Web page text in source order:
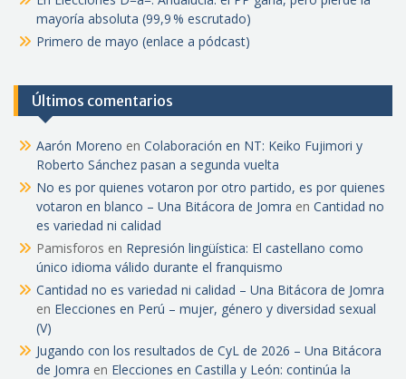
mayoría absoluta (99,9 % escrutado)
Primero de mayo (enlace a pódcast)
Últimos comentarios
Aarón Moreno en Colaboración en NT: Keiko Fujimori y
Roberto Sánchez pasan a segunda vuelta
No es por quienes votaron por otro partido, es por quienes
votaron en blanco – Una Bitácora de Jomra en Cantidad no
es variedad ni calidad
Pamisforos en Represión lingüística: El castellano como
único idioma válido durante el franquismo
Cantidad no es variedad ni calidad – Una Bitácora de Jomra
en Elecciones en Perú – mujer, género y diversidad sexual
(V)
Jugando con los resultados de CyL de 2026 – Una Bitácora
de Jomra en Elecciones en Castilla y León: continúa la